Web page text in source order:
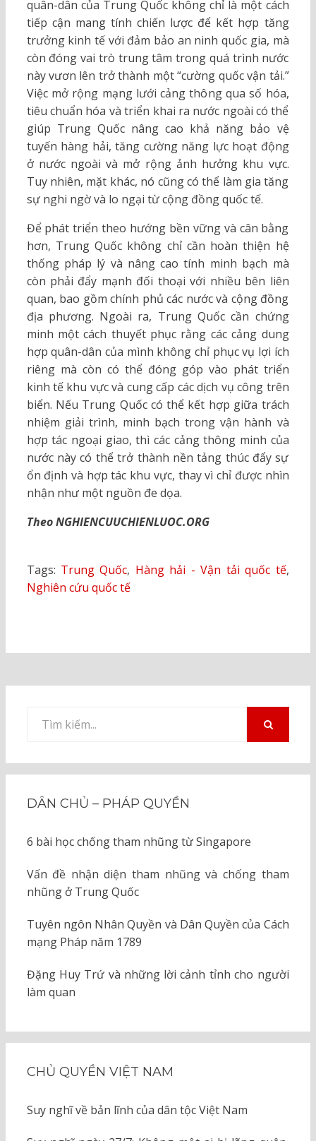
quân-dân của Trung Quốc không chỉ là một cách
tiếp cận mang tính chiến lược để kết hợp tăng
trưởng kinh tế với đảm bảo an ninh quốc gia, mà
còn đóng vai trò trung tâm trong quá trình nước
này vươn lên trở thành một “cường quốc vận tải.”
Việc mở rộng mạng lưới cảng thông qua số hóa,
tiêu chuẩn hóa và triển khai ra nước ngoài có thể
giúp Trung Quốc nâng cao khả năng bảo vệ
tuyến hàng hải, tăng cường năng lực hoạt động
ở nước ngoài và mở rộng ảnh hưởng khu vực.
Tuy nhiên, mặt khác, nó cũng có thể làm gia tăng
sự nghi ngờ và lo ngại từ cộng đồng quốc tế.
Để phát triển theo hướng bền vững và cân bằng
hơn, Trung Quốc không chỉ cần hoàn thiện hệ
thống pháp lý và nâng cao tính minh bạch mà
còn phải đẩy mạnh đối thoại với nhiều bên liên
quan, bao gồm chính phủ các nước và cộng đồng
địa phương. Ngoài ra, Trung Quốc cần chứng
minh một cách thuyết phục rằng các cảng dung
hợp quân-dân của mình không chỉ phục vụ lợi ích
riêng mà còn có thể đóng góp vào phát triển
kinh tế khu vực và cung cấp các dịch vụ công trên
biển. Nếu Trung Quốc có thể kết hợp giữa trách
nhiệm giải trình, minh bạch trong vận hành và
hợp tác ngoại giao, thì các cảng thông minh của
nước này có thể trở thành nền tảng thúc đẩy sự
ổn định và hợp tác khu vực, thay vì chỉ được nhìn
nhận như một nguồn đe dọa.
Theo NGHIENCUUCHIENLUOC.ORG
Tags: Trung Quốc, Hàng hải - Vận tải quốc tế,
Nghiên cứu quốc tế
kiếm
DÂN CHỦ – PHÁP QUYỀN
6 bài học chống tham nhũng từ Singapore
Vấn đề nhận diện tham nhũng và chống tham
nhũng ở Trung Quốc
Tuyên ngôn Nhân Quyền và Dân Quyền của Cách
mạng Pháp năm 1789
Đặng Huy Trứ và những lời cảnh tỉnh cho người
làm quan
CHỦ QUYỀN VIỆT NAM
Suy nghĩ về bản lĩnh của dân tộc Việt Nam